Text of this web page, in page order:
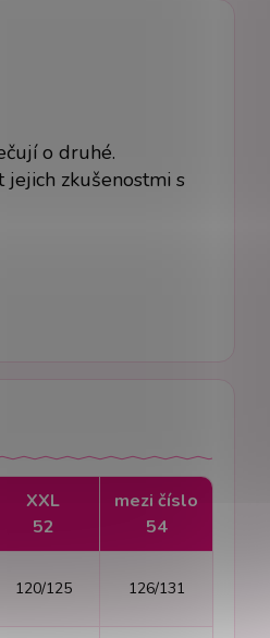
o druhé.
jejich zkušenostmi s
XXL
52
mezi číslo
54
120/125 126/131